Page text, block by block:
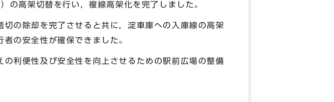
高架切替を行い，複線高架化を完了しました。
の除却を完了させると共に，淀車庫への入庫線の高架
の安全性が確保できました。
利便性及び安全性を向上させるための駅前広場の整備